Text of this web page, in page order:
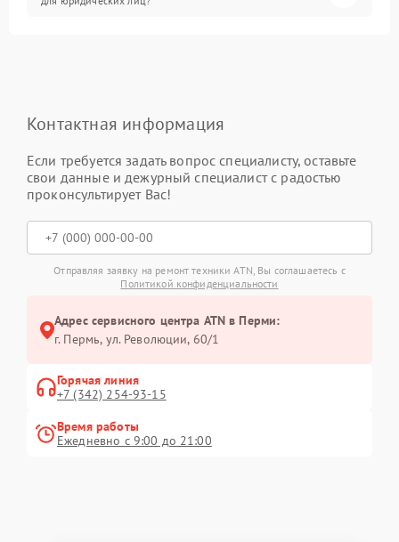
Контактная информация
Если требуется задать вопрос специалисту, оставьте
свои данные и дежурный специалист с радостью
проконсультирует Вас!
Отправляя заявку на ремонт техники ATN, Вы соглашаетесь с
Политикой конфиденциальности
Адрес сервисного центра ATN в Перми:
г. Пермь, ул. ​Революции, 60/1
Горячая линия
+7 (342) 254-93-15
Время работы
Ежедневно с 9:00 до 21:00